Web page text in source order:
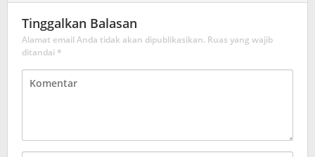
Tinggalkan Balasan
Alamat email Anda tidak akan dipublikasikan. Ruas yang wajib
ditandai *